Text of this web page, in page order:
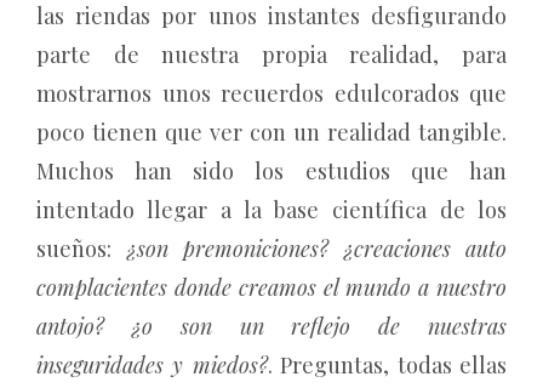
las riendas por unos instantes desfigurando
parte de nuestra propia realidad, para
mostrarnos unos recuerdos edulcorados que
poco tienen que ver con un realidad tangible.
Muchos han sido los estudios que han
intentado llegar a la base científica de los
sueños: ¿son premoniciones? ¿creaciones auto
complacientes donde creamos el mundo a nuestro
antojo? ¿o son un reflejo de nuestras
inseguridades y miedos?. Preguntas, todas ellas